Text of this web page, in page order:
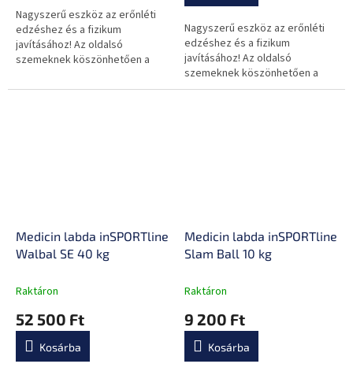
0,0
csillag.
Nagyszerű eszköz az erőnléti
edzéshez és a fizikum
javításához! Az oldalsó
szemeknek köszönhetően a
kötélhez rögzítheted, és még
Nagyszerű eszköz az erőnléti
edzéshez és a fizikum
javításához! Az oldalsó
szemeknek köszönhetően a
labdát gumiszalaghoz vagy
Medicin labda inSPORTline
Walbal SE 40 kg
Raktáron
52 500 Ft
Kosárba
Medicin labda inSPORTline
Slam Ball 10 kg
Raktáron
9 200 Ft
Kosárba